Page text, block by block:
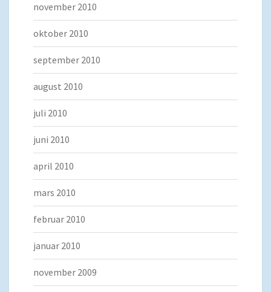
november 2010
oktober 2010
september 2010
august 2010
juli 2010
juni 2010
april 2010
mars 2010
februar 2010
januar 2010
november 2009